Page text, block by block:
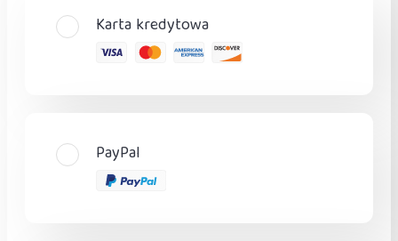
Karta kredytowa
PayPal